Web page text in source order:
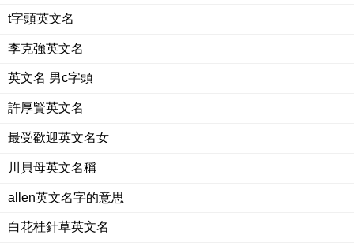
t字頭英文名
李克強英文名
英文名 男c字頭
許厚賢英文名
最受歡迎英文名女
川貝母英文名稱
allen英文名字的意思
白花桂針草英文名